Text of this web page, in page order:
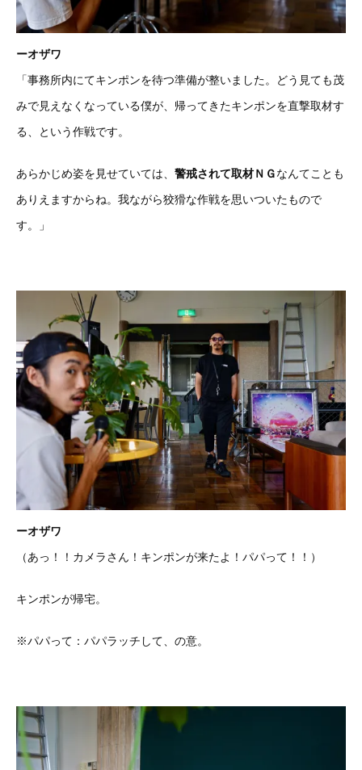
ーオザワ
「事務所内にてキンポンを待つ準備が整いました。どう見ても茂
みで見えなくなっている僕が、帰ってきたキンポンを直撃取材す
る、という作戦です。
あらかじめ姿を見せていては、 警戒されて取材ＮＧなんてことも
ありえますからね。我ながら狡猾な作戦を思いついたもので
す。」
ーオザワ
（あっ！！カメラさん！キンポンが来たよ！パパって！！）
キンポンが帰宅。
※パパって：パパラッチして、の意。